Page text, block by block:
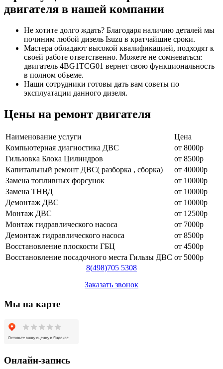
двигателя в нашей компании
Не хотите долго ждать? Благодаря наличию деталей мы
починим любой дизель Isuzu в кратчайшие сроки.
Мастера обладают высокой квалификацией, подходят к
своей работе ответственно. Можете не сомневаться:
двигатель 4BG1TCG01 вернет свою функциональность
в полном объеме.
Наши сотрудники готовы дать вам советы по
эксплуатации данного дизеля.
Цены на ремонт двигателя
Наименование уcлуги
Цена
Компьютерная диагностика ДВС
от 8000р
Гильзовка Блока Цилиндров
от 8500р
Капитальный ремонт ДВС( разборка , сборка)
от 40000р
Замена топливных форсунок
от 10000р
Замена ТНВД
от 10000р
Демонтаж ДВС
от 10000р
Монтаж ДВС
от 12500р
Монтаж гидравлического насоса
от 7000р
Демонтаж гидравлического насоса
от 8500р
Восстановление плоскости ГБЦ
от 4500р
Восстановление посадочного места Гильзы ДВС от 5000р
8(498)705 5308
Заказать звонок
Мы на карте
Онлайн-запись